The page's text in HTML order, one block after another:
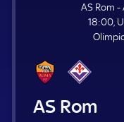
AS Rom -
18:00,
AS Rom